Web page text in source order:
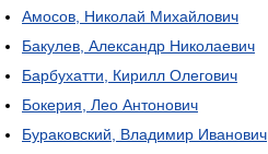
Амосов, Николай Михайлович
Бакулев, Александр Николаевич
Барбухатти, Кирилл Олегович
Бокерия, Лео Антонович
Бураковский, Владимир Иванович